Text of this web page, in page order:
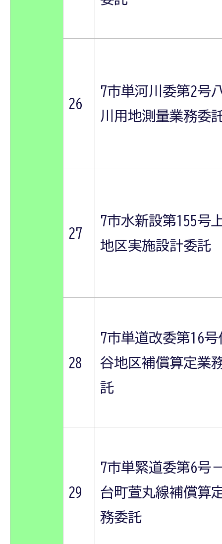
26
7市単河川委第2号
川用地測量業務委
27
7市水新設第155号
地区実施設計委託
28
7市単道改委第16号
谷地区補償算定業
託
29
7市単緊道委第6号
台町萱丸線補償算
務委託